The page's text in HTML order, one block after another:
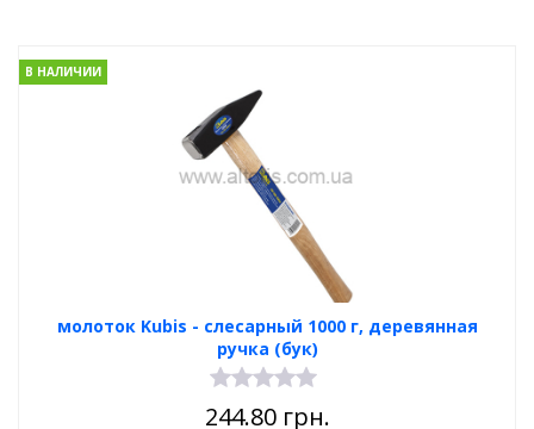
молоток Kubis - слесарный 1000 г, деревянная
ручка (бук)
В НАЛИЧИИ
244.80грн.